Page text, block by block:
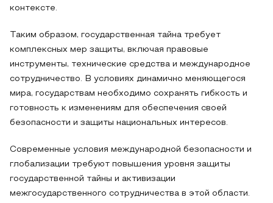
контексте.
Таким образом, государственная тайна требует
комплексных мер защиты, включая правовые
инструменты, технические средства и международное
сотрудничество. В условиях динамично меняющегося
мира, государствам необходимо сохранять гибкость и
готовность к изменениям для обеспечения своей
безопасности и защиты национальных интересов.
Современные условия международной безопасности и
глобализации требуют повышения уровня защиты
государственной тайны и активизации
межгосударственного сотрудничества в этой области.